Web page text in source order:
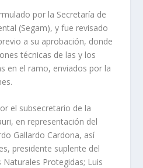
por la Secretaría de
(Segam), y fue revisado
a su aprobación, donde
técnicas de las y los
en el ramo, enviados por la
el subsecretario de la
en representación del
Gallardo Cardona, así
presidente suplente del
Protegidas; Luis